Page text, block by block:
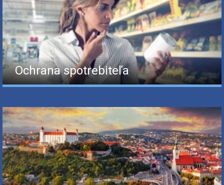
Ochrana spotrebiteľa